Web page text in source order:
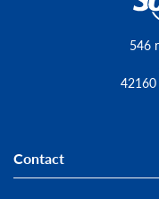
546
42160
Contact